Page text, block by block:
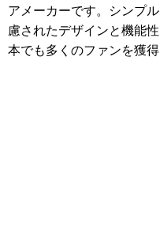
アメーカーです。シンプ
慮されたデザインと機能
本でも多くのファンを獲得